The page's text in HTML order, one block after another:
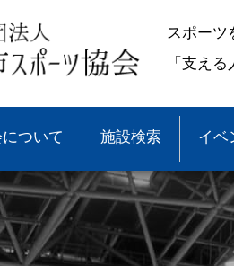
スポーツ
「支え
ついて 施設検索 イベ